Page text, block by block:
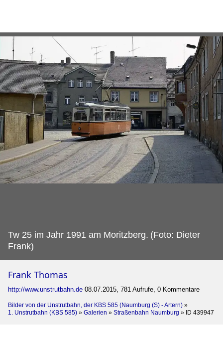
Tw 25 im Jahr 1991 am Moritzberg. (Foto: Dieter
Frank)
Frank Thomas
http://www.unstrutbahn.de 08.07.2015, 781 Aufrufe, 0 Kommentare
Bilder von der Unstrutbahn, der KBS 585 (Naumburg (S) - Artern) »
1. Unstrutbahn (KBS 585) » Galerien » Straßenbahn Naumburg » ID 439947